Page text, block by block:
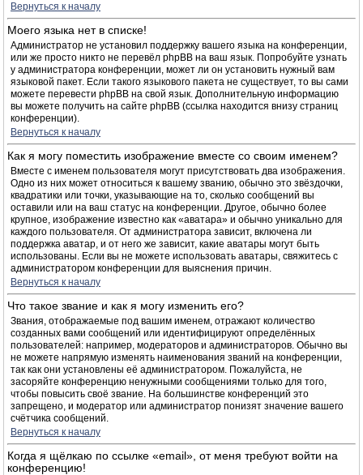
Вернуться к началу
Моего языка нет в списке!
Администратор не установил поддержку вашего языка на конференции,
или же просто никто не перевёл phpBB на ваш язык. Попробуйте узнать
у администратора конференции, может ли он установить нужный вам
языковой пакет. Если такого языкового пакета не существует, то вы сами
можете перевести phpBB на свой язык. Дополнительную информацию
вы можете получить на сайте phpBB (ссылка находится внизу страниц
конференции).
Вернуться к началу
Как я могу поместить изображение вместе со своим именем?
Вместе с именем пользователя могут присутствовать два изображения.
Одно из них может относиться к вашему званию, обычно это звёздочки,
квадратики или точки, указывающие на то, сколько сообщений вы
оставили или на ваш статус на конференции. Другое, обычно более
крупное, изображение известно как «аватара» и обычно уникально для
каждого пользователя. От администратора зависит, включена ли
поддержка аватар, и от него же зависит, какие аватары могут быть
использованы. Если вы не можете использовать аватары, свяжитесь с
администратором конференции для выяснения причин.
Вернуться к началу
Что такое звание и как я могу изменить его?
Звания, отображаемые под вашим именем, отражают количество
созданных вами сообщений или идентифицируют определённых
пользователей: например, модераторов и администраторов. Обычно вы
не можете напрямую изменять наименования званий на конференции,
так как они установлены её администратором. Пожалуйста, не
засоряйте конференцию ненужными сообщениями только для того,
чтобы повысить своё звание. На большинстве конференций это
запрещено, и модератор или администратор понизят значение вашего
счётчика сообщений.
Вернуться к началу
Когда я щёлкаю по ссылке «email», от меня требуют войти на
конференцию!